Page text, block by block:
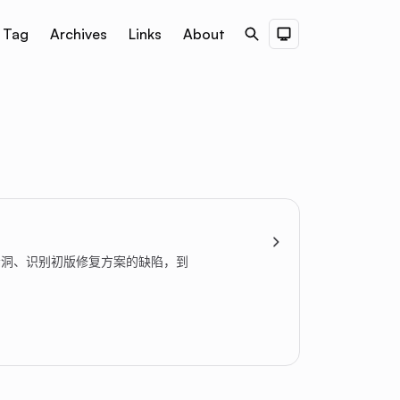
Tag Archives Links About SearchDark Theme
、识别初版修复方案的缺陷，到